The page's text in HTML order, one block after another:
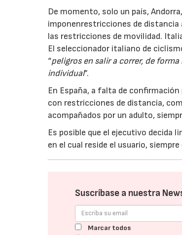
De momento, solo un país,
imponenrestricciones de distancia
las restricciones de movilidad.
El seleccionador italiano de
“peligros en salir a correr, de
individual”.
En España, a falta de
con restricciones de distancia,
acompañados por un adulto,
Es posible que el ejecutivo decida
en el cual reside el usuario,
Suscríbase a nuestra
Marcar todos